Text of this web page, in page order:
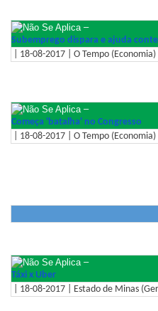
–
Subemprego dispara e ajuda
| 18-08-2017 | O Tempo
–
Começa 'batalha' no Congresso
| 18-08-2017 | O Tempo
–
Táxi x Uber
| 18-08-2017 | Estado de Minas